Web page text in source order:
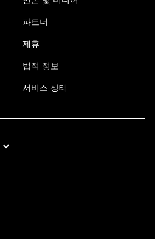
파트너
제휴
법적 정보
서비스 상태